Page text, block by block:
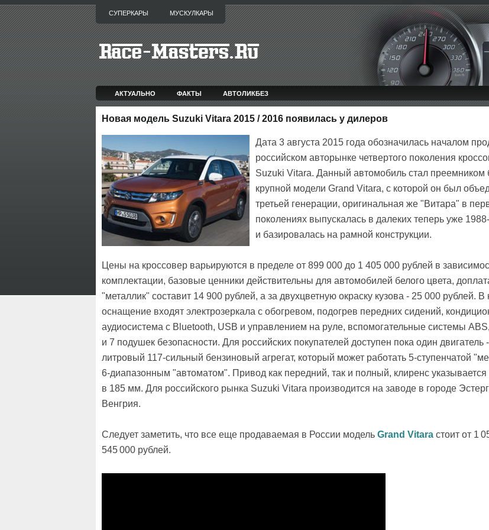
СУПЕРКАРЫ МУСКУЛКАРЫ
АКТУАЛЬНО ФАКТЫ АВТОЛИКБЕЗ
Новая модель Suzuki Vitara 2015 / 2016 появилась у дилеров
Дата 3 августа 2015 года обозначилась началом
российском авторынке четвертого поколения
Suzuki Vitara. Данный автомобиль стал преемником
крупной модели Grand Vitara, с которой он был
третьей генерации, оригинальная же "Витара" в
поколениях выпускалась в далеких теперь уже
и базировалась на рамной конструкции.
Цены на кроссовер варьируются в пределе от 899 000 до 1 405 000 рублей в
комплектации, базовые ценники действительны для автомобилей белого цвета,
"металлик" составит 14 900 рублей, а за двухцветную окраску кузова - 25 000 рублей. В
оснащение входят электрозеркала с обогревом, подогрев передних сидений,
аудиосистема с Bluetooth, USB и управлением на руле, вспомогательные системы
и 7 подушек безопасности. Для российских покупателей доступен пока один двигатель
литровый 117-сильный бензиновый агрегат, который может работать 5-ступенчатой
6-диапазонным "автоматом". Привод как передний, так и полный, клиренс указывается
в 185 мм. Для российского рынка Suzuki Vitara производится на заводе в городе
Венгрия.
Следует заметить, что все еще продаваемая в России модель Grand Vitara стоит от 1
545 000 рублей.